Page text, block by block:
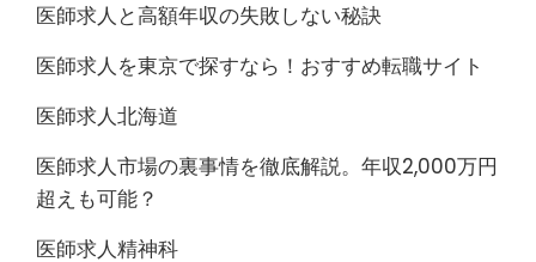
医師求人と高額年収の失敗しない秘訣
医師求人を東京で探すなら！おすすめ転職サイト
医師求人北海道
医師求人市場の裏事情を徹底解説。年収2,000万円
超えも可能？
医師求人精神科